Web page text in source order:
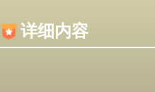
详细内容